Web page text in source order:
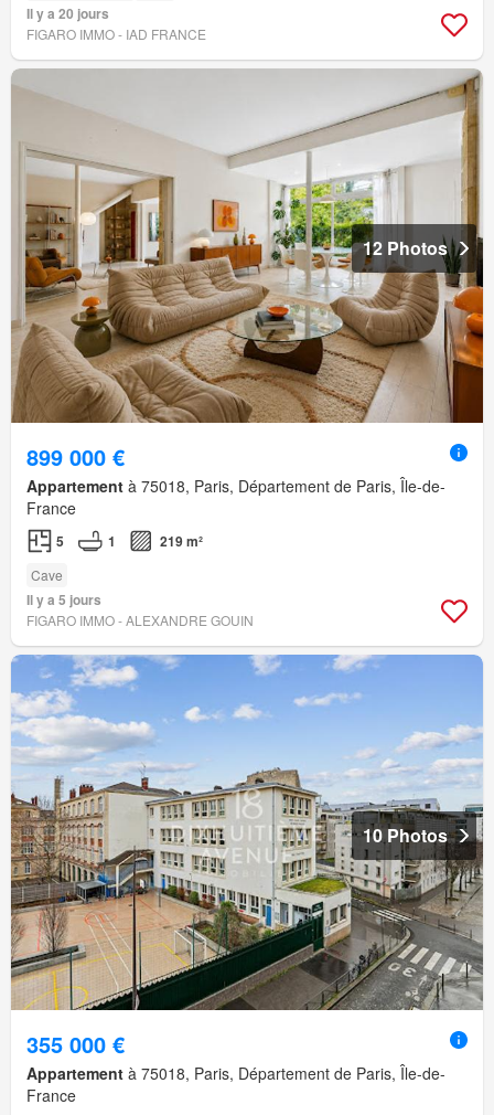
Il y a 20 jours
FIGARO IMMO - IAD FRANCE
12 Photos
899 000 €
Appartement à 75018, Paris, Département de Paris, Île-de-
France
5 1 219 m²
Cave
Il y a 5 jours
FIGARO IMMO - ALEXANDRE GOUIN
10 Photos
355 000 €
Appartement à 75018, Paris, Département de Paris, Île-de-
France